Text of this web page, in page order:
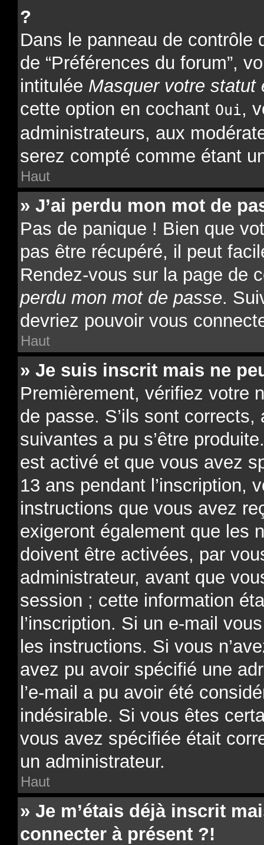
?
Dans le panneau de contrôle
de “Préférences du forum”,
intitulée Masquer votre statut
cette option en cochant Oui,
administrateurs, aux
serez compté comme étant
Haut
» J’ai perdu mon mot de
Pas de panique ! Bien que
pas être récupéré, il peut
Rendez-vous sur la page de
perdu mon mot de passe.
devriez pouvoir vous
Haut
» Je suis inscrit mais ne
Premièrement, vérifiez votre
de passe. S’ils sont
suivantes a pu s’être
est activé et que vous avez
13 ans pendant l’inscription,
instructions que vous avez
exigeront également que les
doivent être activées, par
administrateur, avant que
session ; cette information
l’inscription. Si un e-mail
les instructions. Si vous
avez pu avoir spécifié une
l’e-mail a pu avoir été
indésirable. Si vous êtes
vous avez spécifiée était
un administrateur.
Haut
» Je m’étais déjà inscrit
connecter à présent ?!